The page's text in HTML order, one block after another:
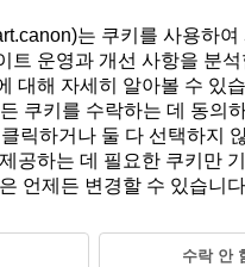
My Menu
는 쿠키를 사용하여
트 운영과 개선 사항을 분석
대해 자세히 알아볼 수 있
쿠키를 수락하는 데 동의
클릭하거나 둘 다 선택하지
공하는 데 필요한 쿠키만
언제든 변경할 수 있습니
수락 안